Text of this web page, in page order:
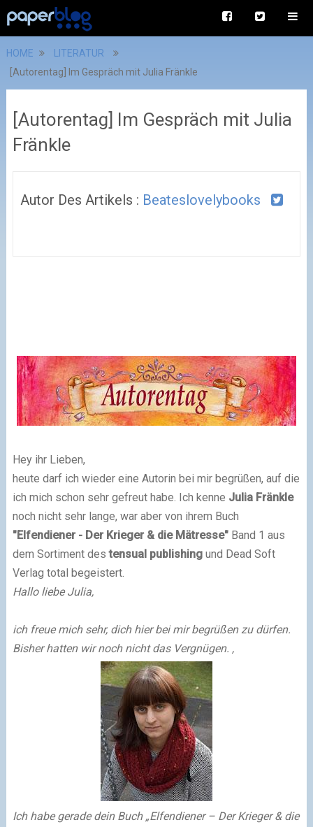
HOME
LITERATUR
[Autorentag] Im Gespräch mit Julia Fränkle
[Autorentag] Im Gespräch mit Julia
Fränkle
Autor Des Artikels : Beateslovelybooks
Hey ihr Lieben,
heute darf ich wieder eine Autorin bei mir begrüßen, auf die
ich mich schon sehr gefreut habe. Ich kenne Julia Fränkle
noch nicht sehr lange, war aber von ihrem Buch
"Elfendiener - Der Krieger & die Mätresse" Band 1 aus
dem Sortiment destensual publishing und Dead Soft
Verlag total begeistert.
Hallo liebe Julia,
ich freue mich sehr, dich hier bei mir begrüßen zu dürfen.
Bisher hatten wir noch nicht das Vergnügen. ,
Ich habe gerade dein Buch „Elfendiener – Der Krieger & die